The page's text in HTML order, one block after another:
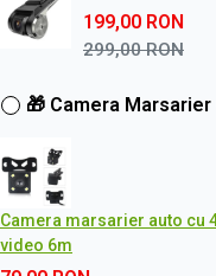
199,00 RON
299,00RON
🎁 Camera Marsarier
Camera marsarier auto cu
video 6m